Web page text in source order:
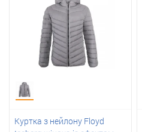
Куртка з нейлону Floyd